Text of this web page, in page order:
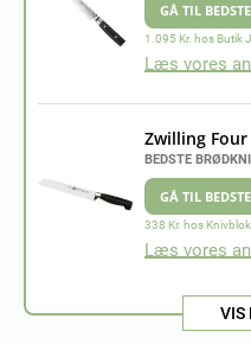
GÅ TIL
1.095 Kr. hos Butik
Læs vores
Zwilling
BEDSTE
GÅ TIL
338 Kr. hos
Læs vores
VIS